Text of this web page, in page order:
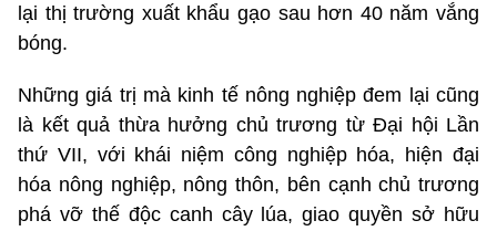
lại thị trường xuất khẩu gạo sau hơn 40 năm vắng
bóng.
Những giá trị mà kinh tế nông nghiệp đem lại cũng
là kết quả thừa hưởng chủ trương từ Đại hội Lần
thứ VII, với khái niệm công nghiệp hóa, hiện đại
hóa nông nghiệp, nông thôn, bên cạnh chủ trương
phá vỡ thế độc canh cây lúa, giao quyền sở hữu